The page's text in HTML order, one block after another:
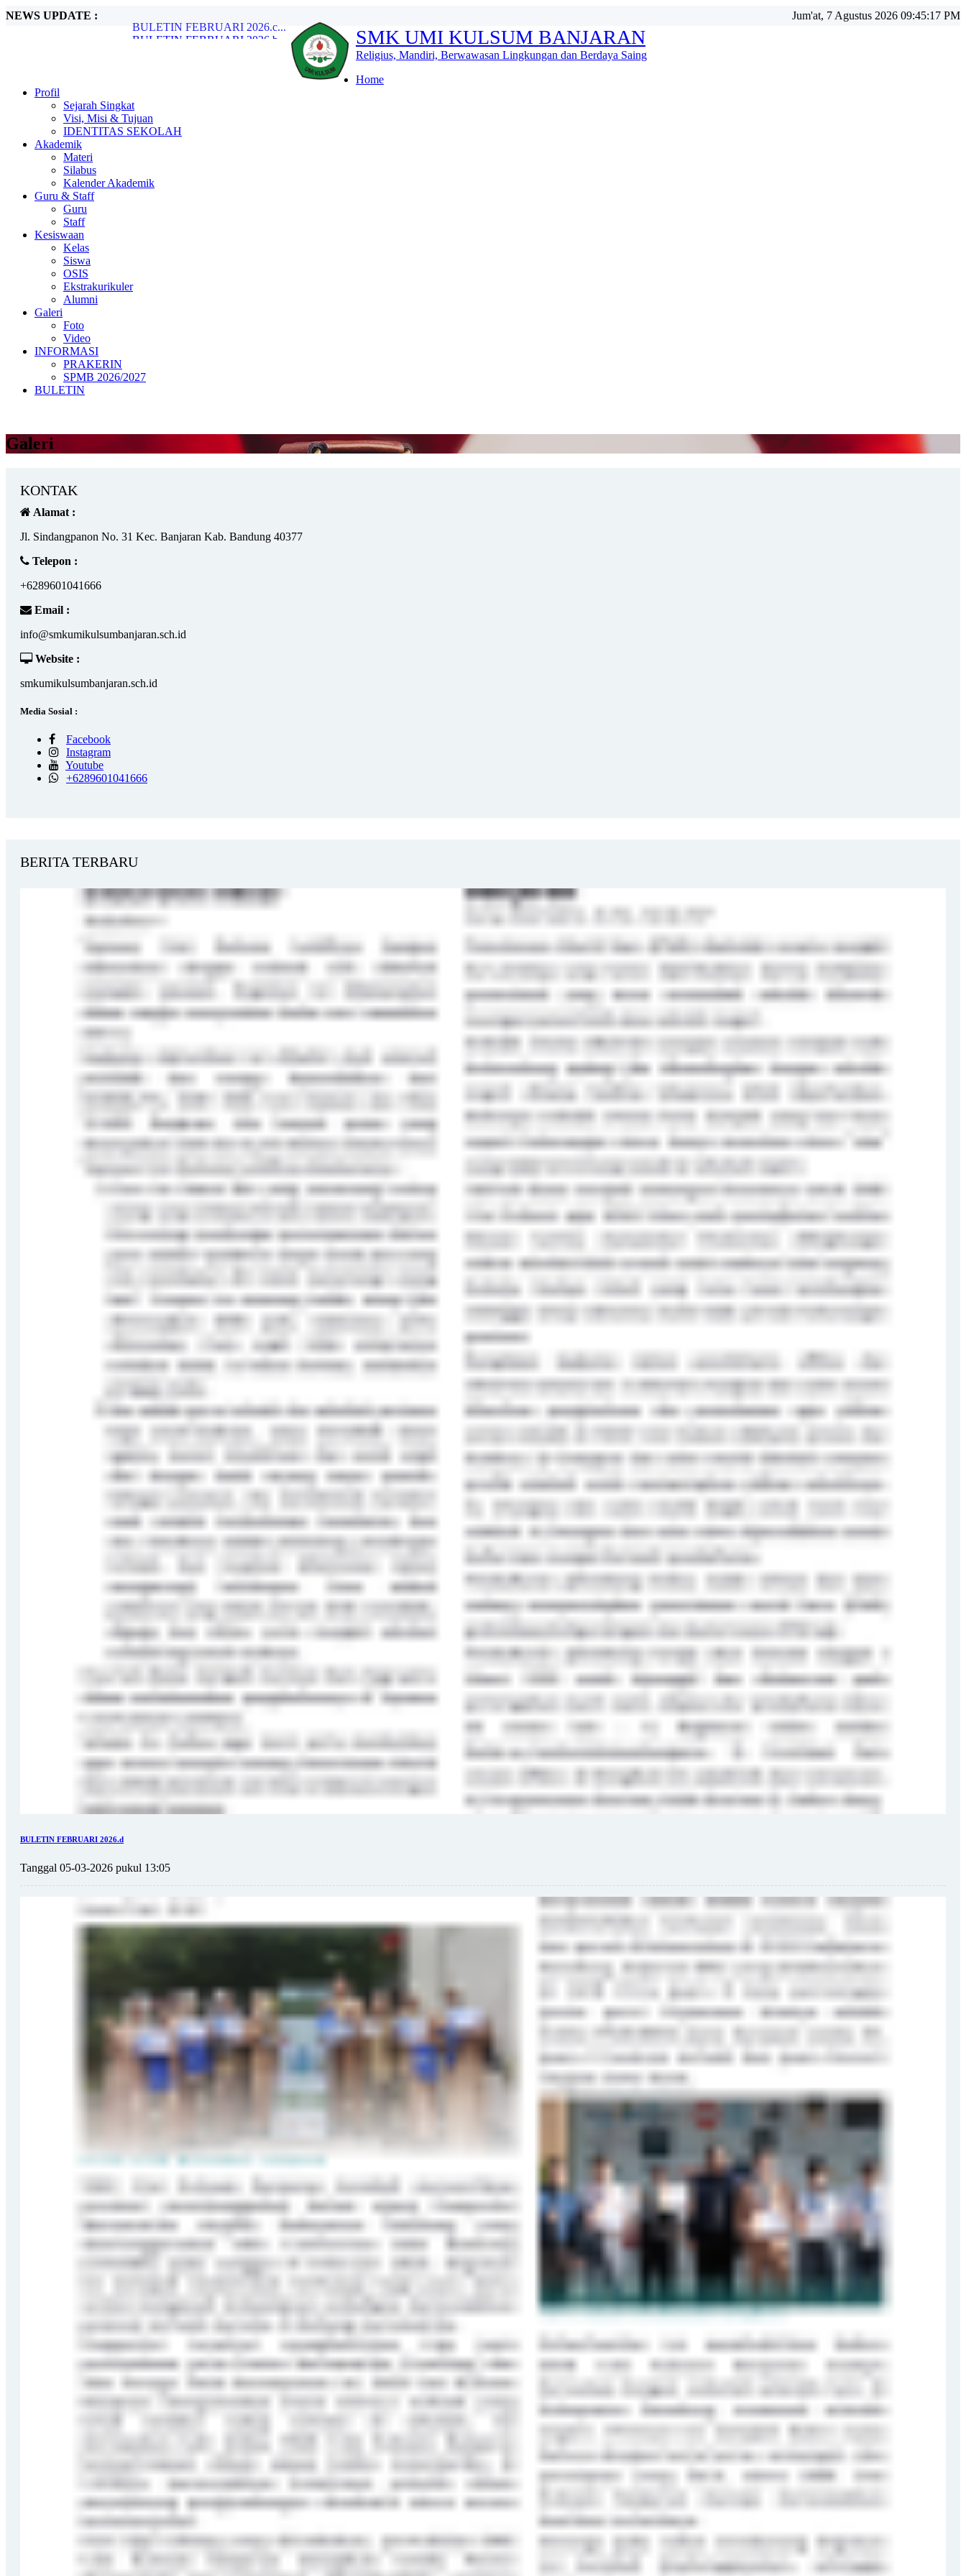
NEWS UPDATE :
BULETIN FEBRUARI 2026.b...
BULETIN FEBRUARI 2026.a...
BULETIN DESEMBER 2025.d...
BULETIN DESEMBER 2025.c...
BULETIN FEBRUARI 2026.d...
Jum'at, 7 Agustus 2026 09:45:19 PM
SMK UMI KULSUM BANJARAN
Religius, Mandiri, Berwawasan Lingkungan dan Berdaya Saing
Home
Profil
Sejarah Singkat
Visi, Misi & Tujuan
IDENTITAS SEKOLAH
Akademik
Materi
Silabus
Kalender Akademik
Guru & Staff
Guru
Staff
Kesiswaan
Kelas
Siswa
OSIS
Ekstrakurikuler
Alumni
Galeri
Foto
Video
INFORMASI
PRAKERIN
SPMB 2026/2027
BULETIN
Galeri
KONTAK
Alamat :
Jl. Sindangpanon No. 31 Kec. Banjaran Kab. Bandung 40377
Telepon :
+6289601041666
Email :
info@smkumikulsumbanjaran.sch.id
Website :
smkumikulsumbanjaran.sch.id
Media Sosial :
Facebook
Instagram
Youtube
+6289601041666
BERITA TERBARU
BULETIN FEBRUARI 2026.d
Tanggal 05-03-2026 pukul 13:05